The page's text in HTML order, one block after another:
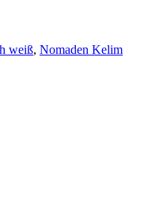
weiß, Nomaden Kelim